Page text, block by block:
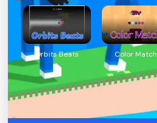
Orbits Beats Color Match